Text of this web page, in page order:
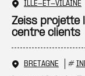
ILLE-ET-VILAINE
Zeiss projette
centre clients
BRETAGNE #